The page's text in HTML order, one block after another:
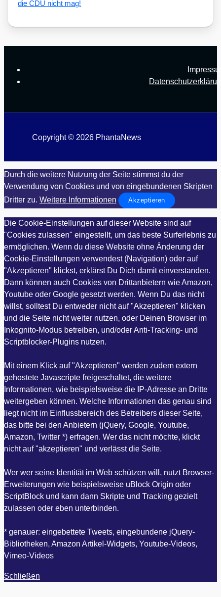
die CDU nicht mag!
Copyright © 2026 PhantaNews
Durch die weitere Nutzung der Seite stimmst du der
Verwendung von Cookies und von eingebundenen Skripten
Dritter zu. Weitere Informationen Akzeptieren
Die Cookie-Einstellungen auf dieser Website sind auf
"Cookies zulassen" eingestellt, um das beste Surferlebnis zu
ermöglichen. Wenn du diese Website ohne Änderung der
Cookie-Einstellungen verwendest (Navigation) oder auf
"Akzeptieren" klickst, erklärst Du Dich damit einverstanden.
Dann können auch Cookies von Drittanbietern wie Amazon,
Youtube oder Google gesetzt werden. Wenn Du das nicht
willst, solltest Du entweder nicht auf "Akzeptieren" klicken
und die Seite nicht weiter nutzen, oder Deinen Browser im
Inkognito-Modus betreiben, und/oder Anti-Tracking- und
Scriptblocker-Plugins nutzen.
Mit einem Klick auf "Akzeptieren" werden zudem extern
gehostete Javascripte freigeschaltet, die weitere
Informationen, wie beispielsweise die IP-Adresse an Dritte
weitergeben können. Welche Informationen das genau sind
liegt nicht im Einflussbereich des Betreibers dieser Seite,
das bitte bei den Anbietern (jQuery, Google, Youtube,
Amazon, Twitter *) erfragen. Wer das nicht möchte, klickt
nicht auf "akzeptieren" und verlässt die Seite.
Wer wer seine Identität im Web schützen will, nutzt Browser-
Erweiterungen wie beispielsweise uBlock Origin oder
ScriptBlock und kann dann Skripte und Tracking gezielt
zulassen oder eben unterbinden.
* genauer: eingebettete Tweets, eingebundene jQuery-
Bibliotheken, Amazon Artikel-Widgets, Youtube-Videos,
Vimeo-Videos
Schließen